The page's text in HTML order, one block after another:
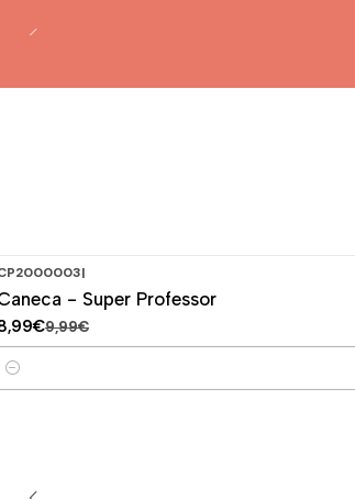
-10% DESCONTO
|
- Super Professor
9,99€